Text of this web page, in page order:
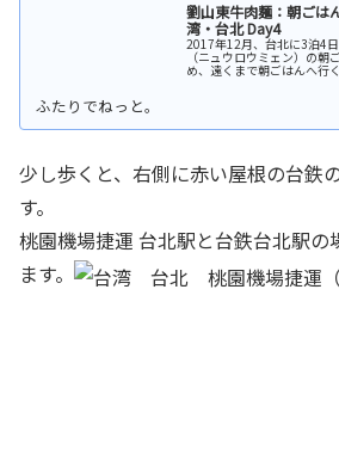
劉山東牛肉麺：朝ごは
湾・台北 Day4
2017年12月、台北に3泊4
（ニュウロウミェン）の
め、遠くまで朝ごはんへ行
少し歩くと、右側に赤い屋根の台鉄
す。
桃園機場捷運 台北駅と台鉄台北駅の
ます。